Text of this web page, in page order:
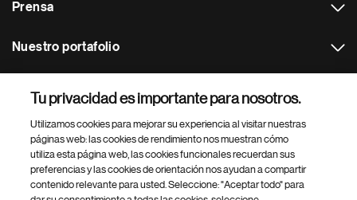
Prensa
Nuestro portafolio
Footer Site Search
Tu privacidad es importante para nosotros.
Utilizamos cookies para mejorar su experiencia al visitar nuestras
páginas web: las cookies de rendimiento nos muestran cómo
utiliza esta página web, las cookies funcionales recuerdan sus
preferencias y las cookies de orientación nos ayudan a compartir
contenido relevante para usted. Seleccione: "Aceptar todo" para